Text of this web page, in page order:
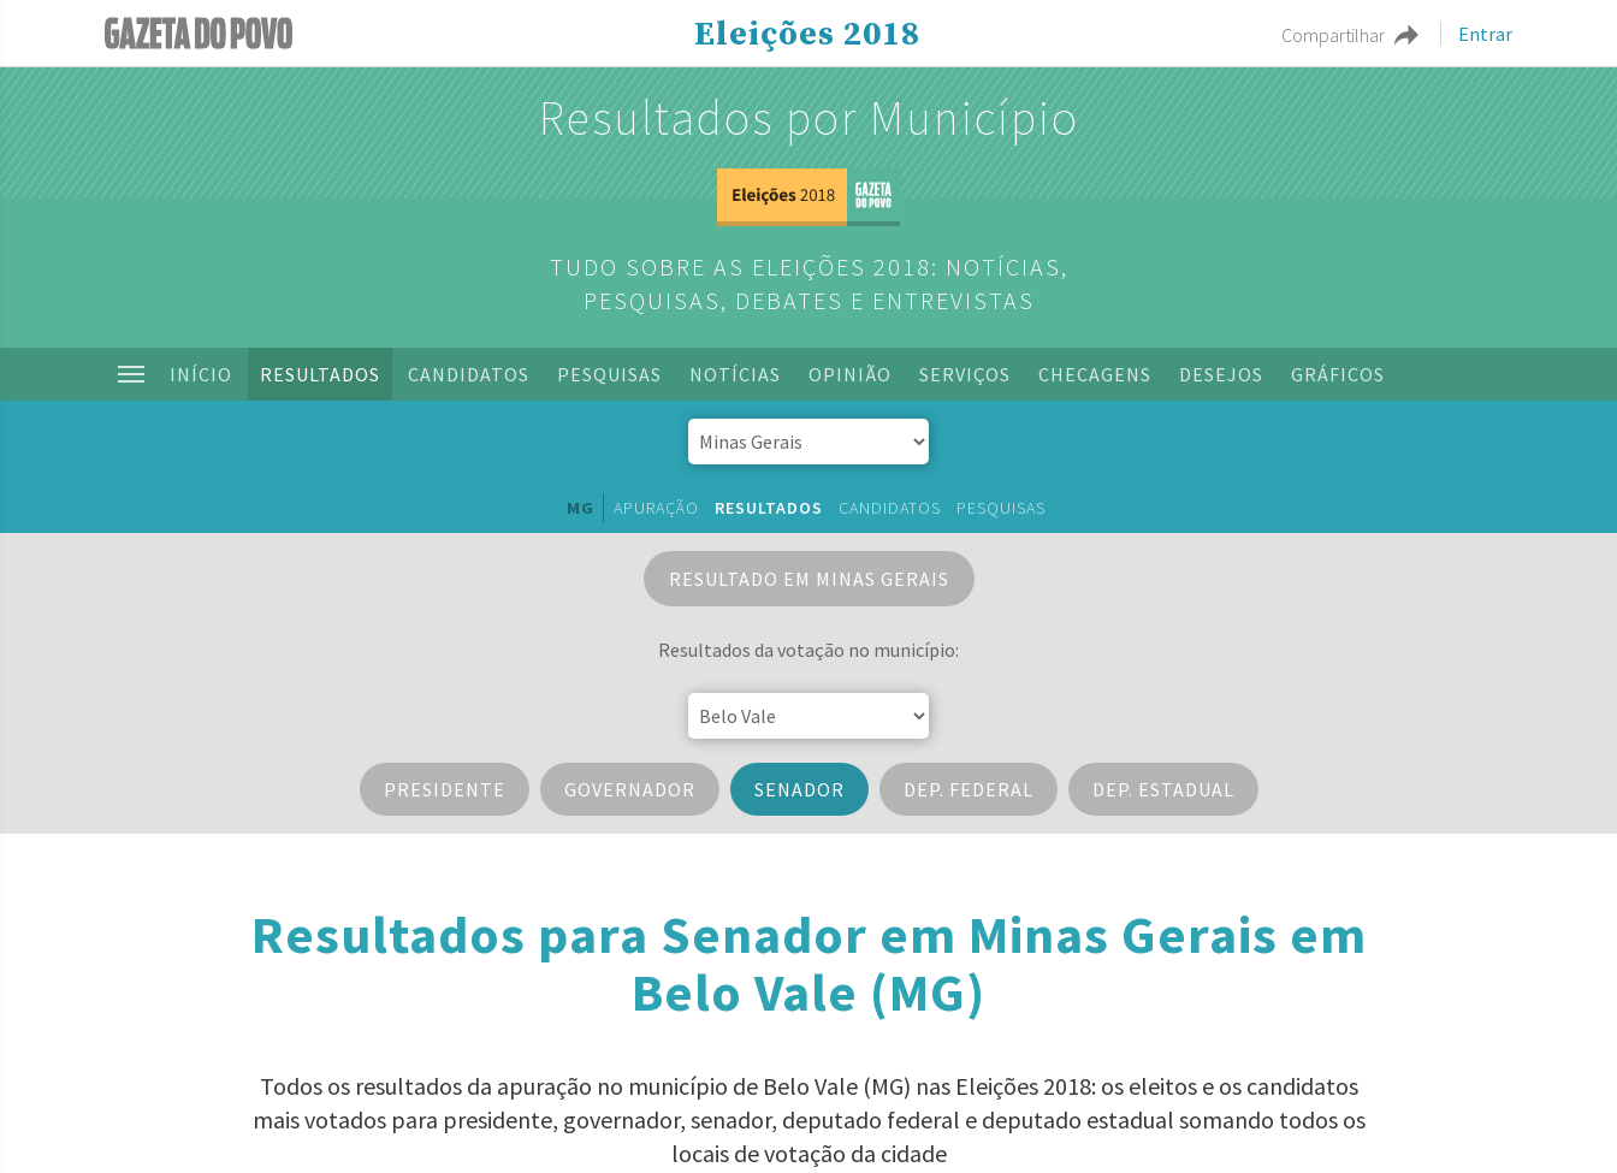
Compartilhar Entrar
Eleições 2018
Resultados por Município
TUDO SOBRE AS ELEIÇÕES 2018: NOTÍCIAS,
PESQUISAS, DEBATES E ENTREVISTAS
INÍCIO RESULTADOS CANDIDATOS PESQUISAS NOTÍCIAS OPINIÃO SERVIÇOS CHECAGENS DESEJOS GRÁFICOS
MG APURAÇÃO RESULTADOS CANDIDATOS PESQUISAS
RESULTADO EM MINAS GERAIS
Resultados da votação no município:
PRESIDENTE GOVERNADOR SENADOR DEP. FEDERAL DEP. ESTADUAL
Resultados para Senador em Minas Gerais em
Belo Vale (MG)
Todos os resultados da apuração no município de Belo Vale (MG) nas Eleições 2018: os eleitos e os candidatos
mais votados para presidente, governador, senador, deputado federal e deputado estadual somando todos os
locais de votação da cidade